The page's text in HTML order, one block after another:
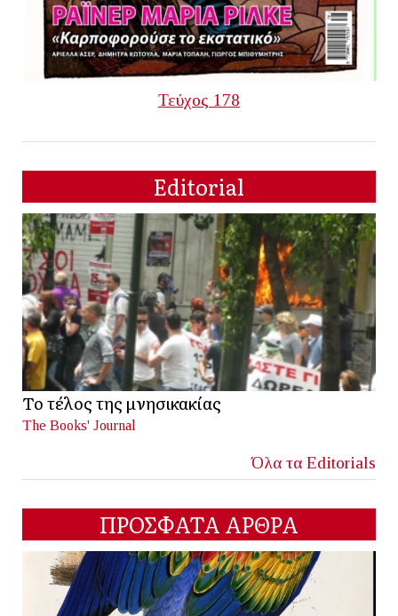
Τεύχος 178
Editorial
Το τέλος της μνησικακίας
The Books' Journal
Όλα τα Editorials
ΠΡΟΣΦΑΤΑ ΑΡΘΡΑ